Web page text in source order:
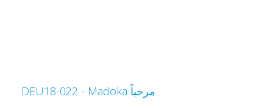
مرحباً Madoka‏ - DEU18-022